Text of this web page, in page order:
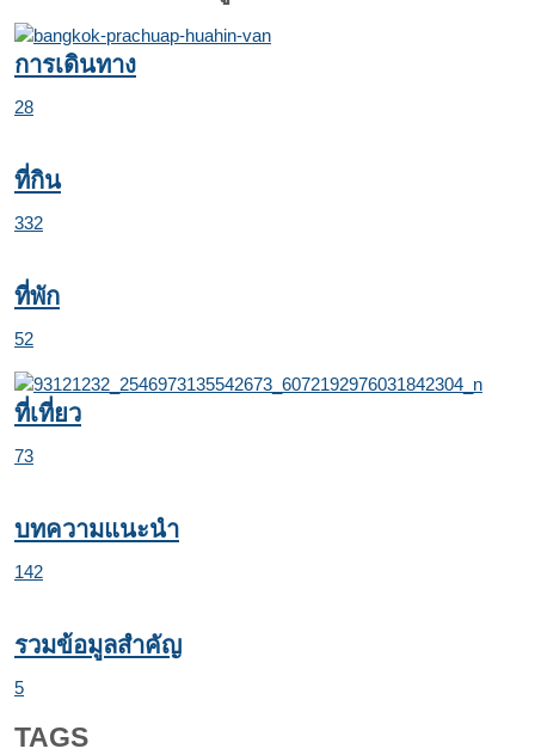
การเดินทาง
28
ที่กิน
332
ที่พัก
52
ที่เที่ยว
73
บทความแนะนำ
142
รวมข้อมูลสำคัญ
5
TAGS